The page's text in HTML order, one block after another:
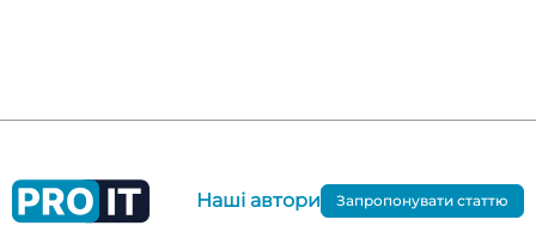
Наші автори Запропонувати статтю